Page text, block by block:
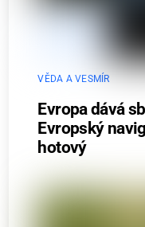
VĚDA A VESMÍR
Evropa dává
Evropský
hotový